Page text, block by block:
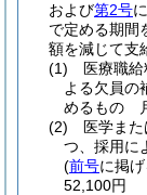
および第2号
で定める期間
額を減じて支
(1)
医療職
よる欠員の
めるもの
(2)
医学ま
つ、採用に
(前号に掲
52,100円